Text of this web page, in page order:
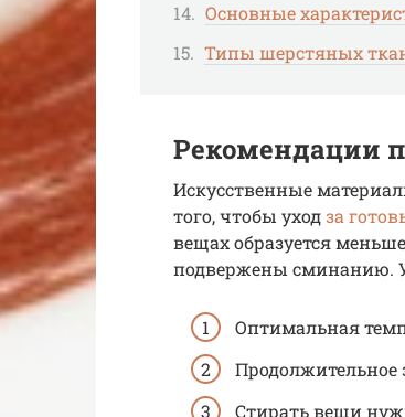
Основные
Типы шерстяных
Рекомендации
Искусственные
того, чтобы уход за
вещах образуется
подвержены сминанию.
Оптимальная
Продолжительное
Стирать вещи